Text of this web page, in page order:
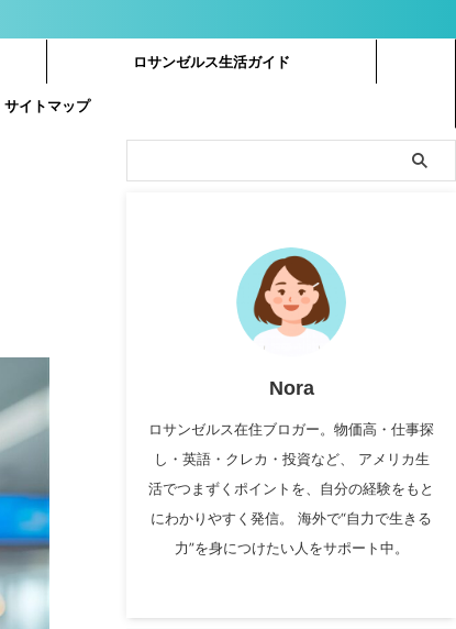
ロサンゼルス生活ガイド
サイトマップ
Nora
ロサンゼルス在住ブロガー。物価高・仕事探
し・英語・クレカ・投資など、 アメリカ生
活でつまずくポイントを、自分の経験をもと
にわかりやすく発信。 海外で“自力で生きる
力”を身につけたい人をサポート中。